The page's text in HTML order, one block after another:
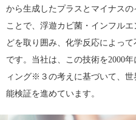
から生成したプラスとマイナス
ことで、浮遊カビ菌・インフル
どを取り囲み、化学反応によっ
です。当社は、この技術を2000
ィング※３の考えに基づいて、
能検証を進めています。